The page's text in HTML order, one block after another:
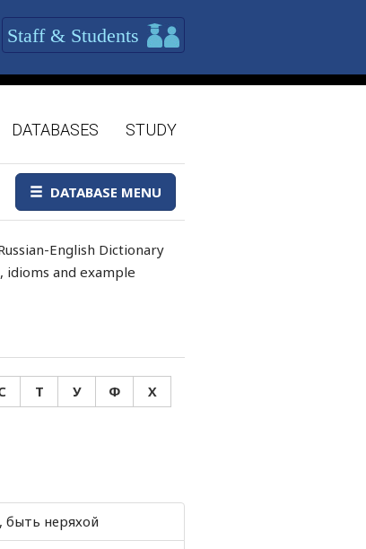
Staff & Students
DATABASES STUDY
DATABASE MENU
English Dictionary
and example
Т У Ф
Х
быть неряхой